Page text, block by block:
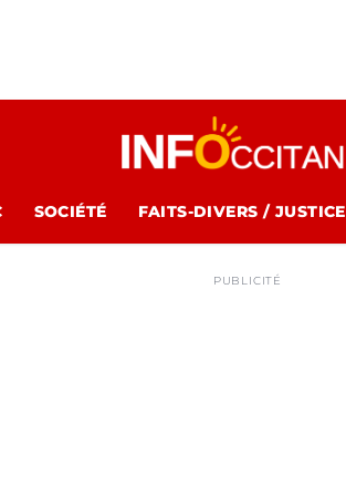
SOCIÉTÉ FAITS-DIVERS / JUSTICE
PUBLICITÉ